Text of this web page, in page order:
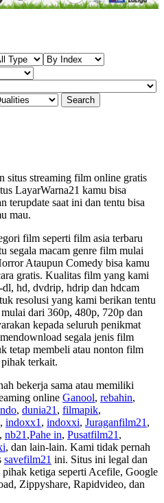
situs streaming film online gratis
LayarWarna21 kamu bisa
terupdate saat ini dan tentu bisa
mau.
film seperti film asia terbaru
segala macam genre film mulai
Ataupun Comedy bisa kamu
gratis. Kualitas film yang kami
hd, dvdrip, hdrip dan hdcam
resolusi yang kami berikan tentu
dari 360p, 480p, 720p dan
kepada seluruh penikmat
segala jenis film
tetap membeli atau nonton film
terkait.
bekerja sama atau memiliki
online Ganool, rebahin,
, dunia21 , filmapik,
, indoxx1 , indoxxi, Juraganfilm21 ,
, nb21 ,Pahe in, Pusatfilm21 ,
, dan lain-lain. Kami tidak pernah
savefilm21 ini. Situs ini legal dan
ketiga seperti Acefile, Google
Zippyshare, Rapidvideo, dan